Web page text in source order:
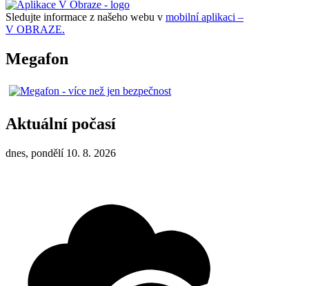
Sledujte informace z našeho webu v mobilní aplikaci –
V OBRAZE.
Megafon
Aktuální počasí
dnes, pondělí 10. 8. 2026